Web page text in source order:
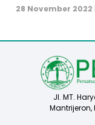
28 November 2022
Jl. MT.